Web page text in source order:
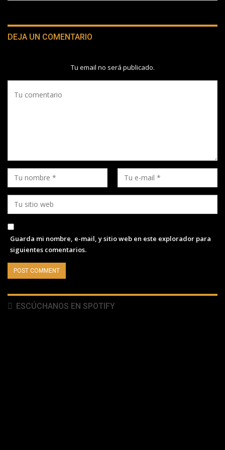
DEJA UN COMENTARIO
Tu email no será publicado.
Guarda mi nombre, e-mail, y sitio web en este explorador para
siguientes comentarios.
ESCÚCHANOS EN SPOTIFY